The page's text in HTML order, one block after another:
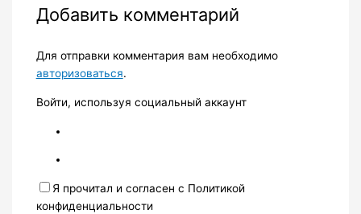
Добавить комментарий
Для отправки комментария вам необходимо
авторизоваться.
Войти, используя социальный аккаунт
Я прочитал и согласен с Политикой
конфиденциальности